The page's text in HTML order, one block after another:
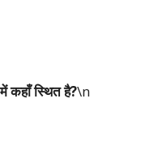
कहाँ स्थित है?\n